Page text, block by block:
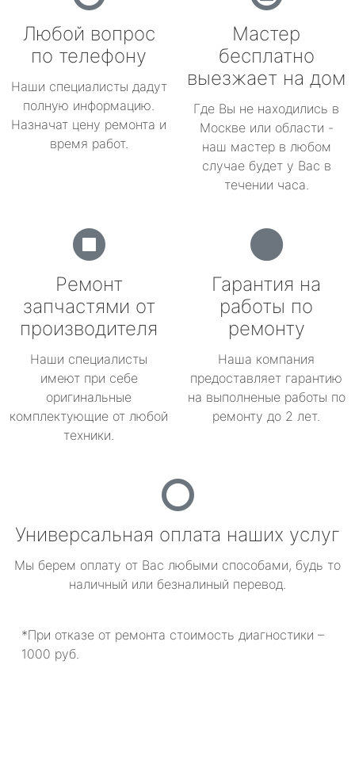
Любой вопрос
по телефону
Наши специалисты дадут
полную информацию.
Назначат цену ремонта и
время работ.
Мастер
бесплатно
выезжает на дом
Где Вы не находились в
Москве или области -
наш мастер в любом
случае будет у Вас в
течении часа.
Ремонт
запчастями от
производителя
Наши специалисты
имеют при себе
оригинальные
комплектующие от любой
техники.
Гарантия на
работы по
ремонту
Наша компания
предоставляет гарантию
на выполненые работы по
ремонту до 2 лет.
Универсальная оплата наших услуг
Мы берем оплату от Вас любыми способами, будь то
наличный или безналиный перевод.
*При отказе от ремонта стоимость диагностики –
1000 руб.